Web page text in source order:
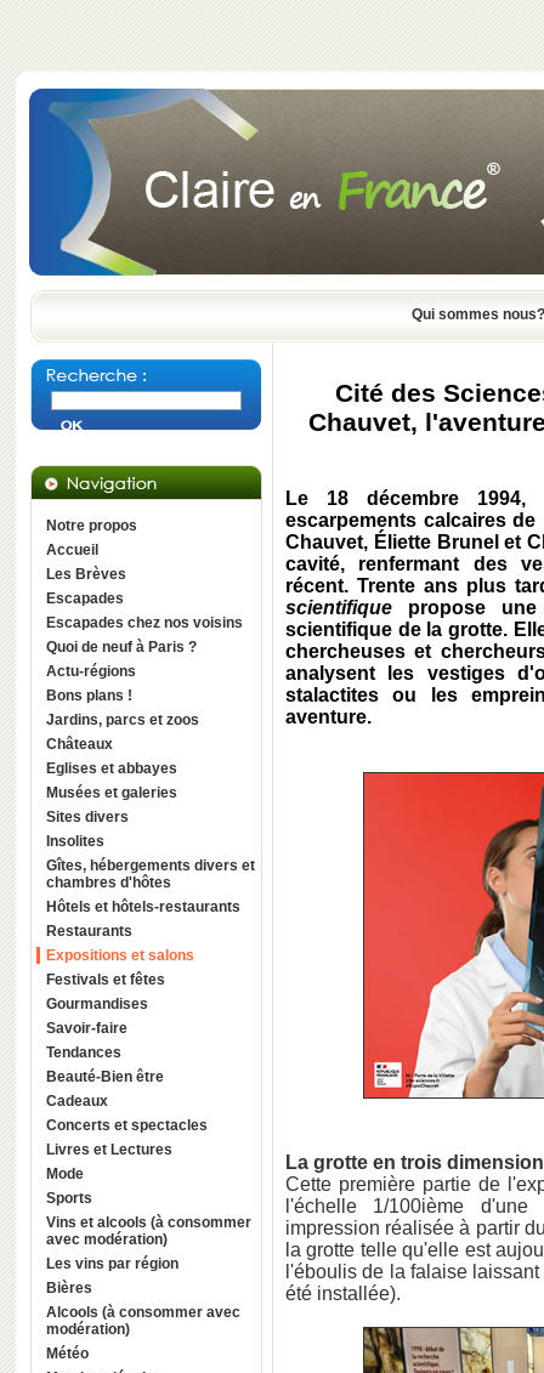
Qui sommes nous?
Notre propos
Accueil
Les Brèves
Escapades
Escapades chez nos voisins
Quoi de neuf à Paris ?
Actu-régions
Bons plans !
Jardins, parcs et zoos
Châteaux
Eglises et abbayes
Musées et galeries
Sites divers
Insolites
Gîtes, hébergements divers et
chambres d'hôtes
Hôtels et hôtels-restaurants
Restaurants
Expositions et salons
Festivals et fêtes
Gourmandises
Savoir-faire
Tendances
Beauté-Bien être
Cadeaux
Concerts et spectacles
Livres et Lectures
Mode
Sports
Vins et alcools (à consommer
avec modération)
Les vins par région
Bières
Alcools (à consommer avec
modération)
Météo
Cité des
Chauvet,
Le 18 décembre
escarpements calcaires
Chauvet, Éliette Brunel et
cavité, renfermant des
récent. Trente ans plus
scientifique propose une
scientifique de la grotte.
chercheuses et
analysent les vestiges
stalactites ou les
aventure.
La grotte en trois
Cette première partie de
l'échelle 1/100ième
impression réalisée à partir
la grotte telle qu'elle est
l'éboulis de la falaise
été installée).